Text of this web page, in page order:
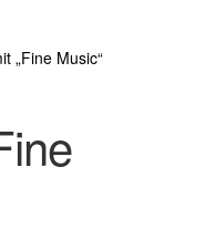
„Fine Music“